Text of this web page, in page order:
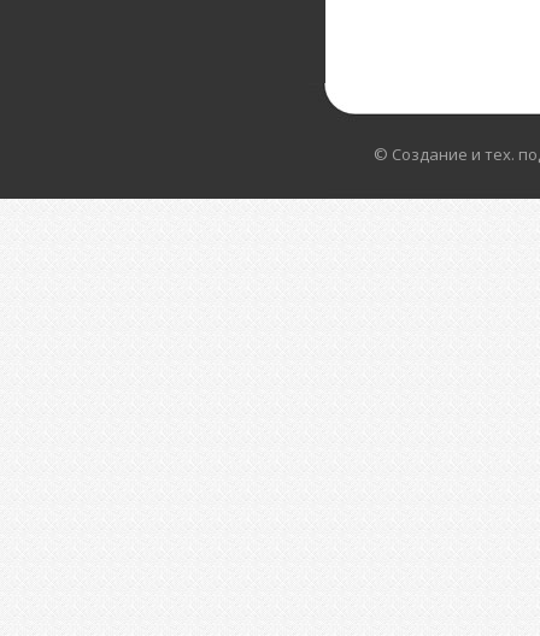
© Создание и тех.